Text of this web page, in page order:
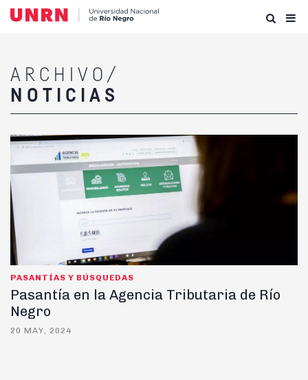
ARCHIVO/
NOTICIAS
PASANTÍAS Y BÚSQUEDAS
Pasantía en la Agencia Tributaria de Río
Negro
20 MAY, 2024